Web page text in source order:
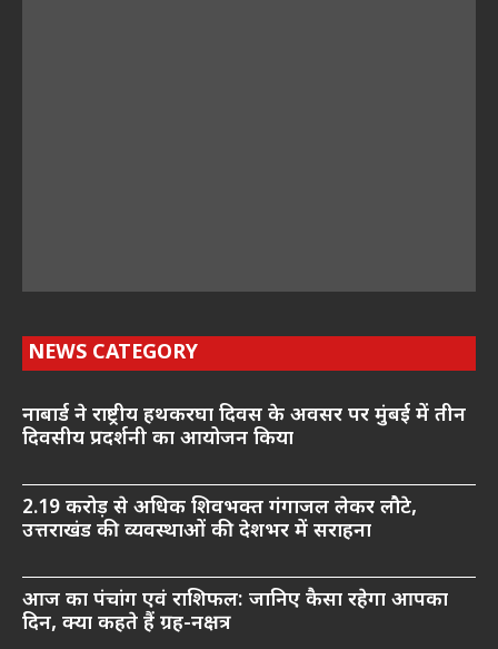
NEWS CATEGORY
नाबार्ड ने राष्ट्रीय हथकरघा दिवस के अवसर पर मुंबई में तीन
दिवसीय प्रदर्शनी का आयोजन किया
2.19 करोड़ से अधिक शिवभक्त गंगाजल लेकर लौटे,
उत्तराखंड की व्यवस्थाओं की देशभर में सराहना
आज का पंचांग एवं राशिफल: जानिए कैसा रहेगा आपका
दिन, क्या कहते हैं ग्रह-नक्षत्र